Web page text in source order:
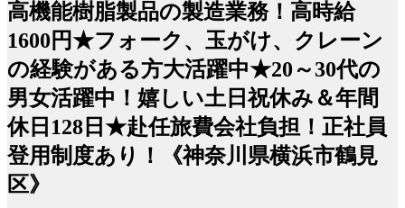
高機能樹脂製品の製造業務！高時給
1600円★フォーク、玉がけ、クレーン
の経験がある方大活躍中★20～30代の
男女活躍中！嬉しい土日祝休み＆年間
休日128日★赴任旅費会社負担！正社員
登用制度あり！《神奈川県横浜市鶴見
区》